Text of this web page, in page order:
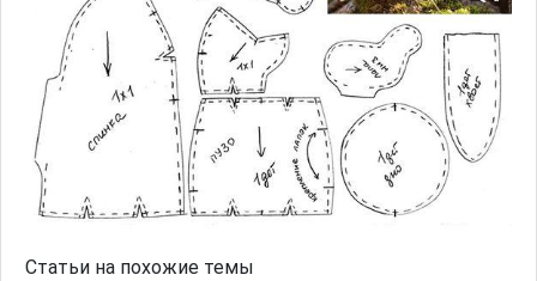
Статьи на похожие темы